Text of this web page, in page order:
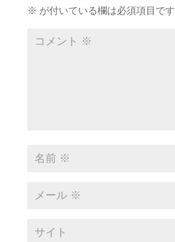
※ が付いている欄は必須項目です